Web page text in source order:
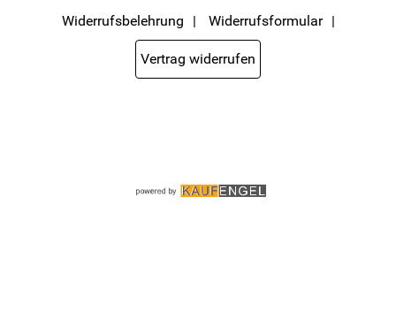
habe ich zur Kenntnis genommen.
Widerrufsbelehrung Widerrufsformular
Vertrag widerrufen